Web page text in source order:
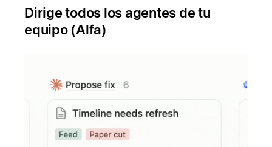
Dirige todos los agentes de tu
equipo (Alfa)